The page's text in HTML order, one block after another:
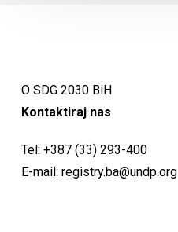
O SDG 2030 BiH
Kontaktiraj nas
Tel: +387 (33) 293-400
E-mail: registry.ba@undp.org